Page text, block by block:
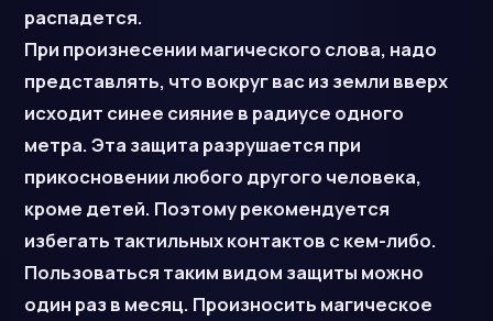
распадется.
При произнесении магического слова, надо
представлять, что вокруг вас из земли вверх
исходит синее сияние в радиусе одного
метра. Эта защита разрушается при
прикосновении любого другого человека,
кроме детей. Поэтому рекомендуется
избегать тактильных контактов с кем-либо.
Пользоваться таким видом защиты можно
один раз в месяц. Произносить магическое